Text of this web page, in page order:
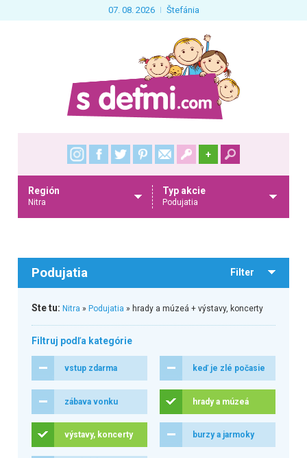
07. 08. 2026 Štefánia
+
Región
Nitra
Typ akcie
Podujatia
Podujatia Filter
Ste tu: Nitra » Podujatia » hrady a múzeá + výstavy, koncerty
Filtruj podľa kategórie
vstup zdarma keď je zlé počasie
zábava vonku hrady a múzeá
výstavy, koncerty burzy a jarmoky